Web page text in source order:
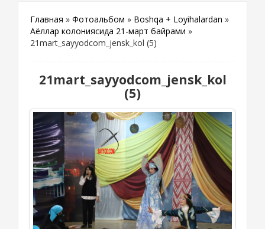
Главная » Фотоальбом » Boshqa + Loyihalardan »
Аёллар колониясида 21-март байрами »
21mart_sayyodcom_jensk_kol (5)
21mart_sayyodcom_jensk_kol
(5)